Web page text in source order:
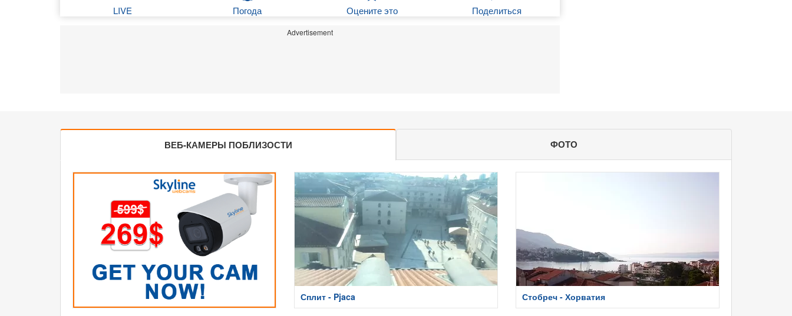
LIVE Погода Оцените это Поделиться
Advertisement
ВЕБ-КАМЕРЫ ПОБЛИЗОСТИ ФОТО
Сплит - Pjaca Стобреч - Хорватия